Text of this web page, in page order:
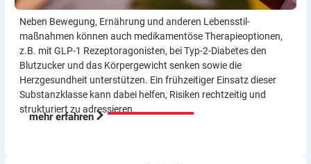
Neben Bewegung, Ernährung und anderen Lebensstil­
maßnahmen können auch medikamentöse Therapie­optionen,
z.B. mit GLP-1 Rezeptor­agonisten, bei Typ-2-Diabetes den
Blutzucker und das Körper­gewicht senken sowie die
Herzgesundheit unterstützen. Ein frühzeitiger Einsatz dieser
Substanzklasse kann dabei helfen, Risiken rechtzeitig und
strukturiert zu adressieren.
mehr erfahren